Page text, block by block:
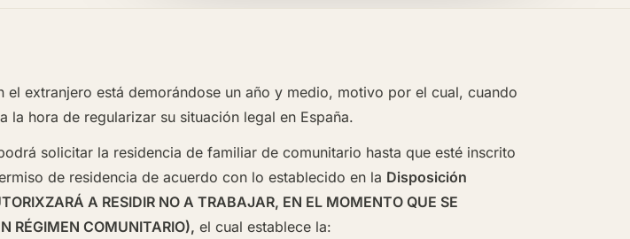
extranjero está demorándose un año y medio, motivo por el cual, cuando
hora de regularizar su situación legal en España.
solicitar la residencia de familiar de comunitario hasta que esté inscrito
de residencia de acuerdo con lo establecido en la Disposición
A RESIDIR NO A TRABAJAR, EN EL MOMENTO QUE SE
RÉGIMEN COMUNITARIO), el cual establece la: